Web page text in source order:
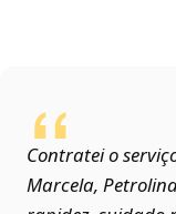
Contratei o
Marcela,